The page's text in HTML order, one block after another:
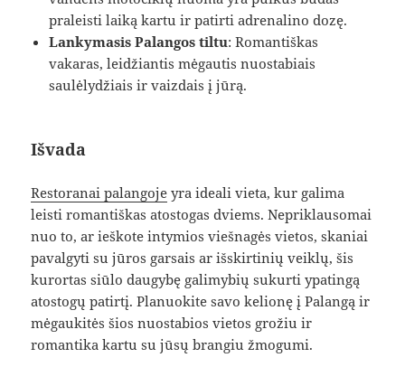
praleisti laiką kartu ir patirti adrenalino dozę.
Lankymasis Palangos tiltu: Romantiškas
vakaras, leidžiantis mėgautis nuostabiais
saulėlydžiais ir vaizdais į jūrą.
Išvada
Restoranai palangoje yra ideali vieta, kur galima
leisti romantiškas atostogas dviems. Nepriklausomai
nuo to, ar ieškote intymios viešnagės vietos, skaniai
pavalgyti su jūros garsais ar išskirtinių veiklų, šis
kurortas siūlo daugybę galimybių sukurti ypatingą
atostogų patirtį. Planuokite savo kelionę į Palangą ir
mėgaukitės šios nuostabios vietos grožiu ir
romantika kartu su jūsų brangiu žmogumi.